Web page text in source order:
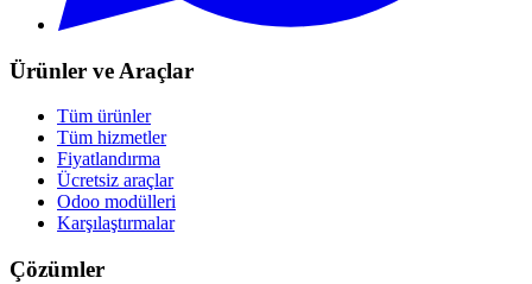
Ürünler ve Araçlar
Tüm ürünler
Tüm hizmetler
Fiyatlandırma
Ücretsiz araçlar
Odoo modülleri
Karşılaştırmalar
Çözümler